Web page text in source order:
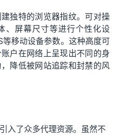
独特的浏览器指纹。可对操
、屏幕尺寸等进行个性化设
移动设备参数。这种高度可
户在网络上呈现出不同的身
降低被网站追踪和封禁的风
入了众多代理资源。虽然不